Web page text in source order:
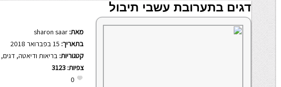
דגים בתערובת עשבי תיבול
מאת: sharon saar
בתאריך:
קטגוריות: בריאות ודיאטה, דגים,
צפיות: 3123
0